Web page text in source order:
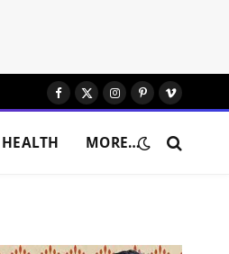
Facebook
X
Instagram
Pinterest
Vimeo
HEALTH MORE…